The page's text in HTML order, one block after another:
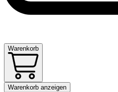
Warenkorb
Warenkorb anzeigen